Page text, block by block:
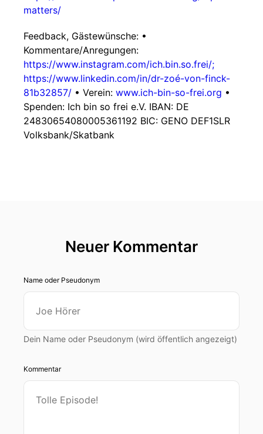
matters/
Feedback, Gästewünsche: •
Kommentare/Anregungen:
https://www.instagram.com/ich.bin.so.frei/;
https://www.linkedin.com/in/dr-zoé-von-finck-
81b32857/ • Verein: www.ich-bin-so-frei.org •
Spenden: Ich bin so frei e.V. IBAN: DE
24830654080005361192 BIC: GENO DEF1SLR
Volksbank/Skatbank
Neuer Kommentar
Name oder Pseudonym
Dein Name oder Pseudonym (wird öffentlich angezeigt)
Kommentar